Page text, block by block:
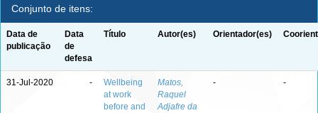
Conjunto de itens:
Data de
publicação
Data
de
defesa
Título Autor(es) Orientador(es)
31-Jul-2020 -
Wellbeing
at work
before and
Matos,
Raquel
Adjafre da
- -